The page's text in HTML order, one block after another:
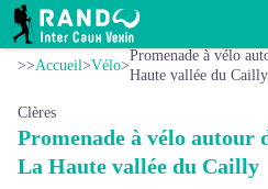
RANDO INTER CAUX VEXIN
>>Accueil>Vélo>
Promenade à vélo
Haute vallée du Cailly
Clères
Promenade à vélo autour
La Haute vallée du Cailly